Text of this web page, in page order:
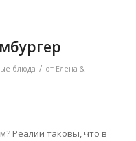
блюда / от Елена &
Реалии таковы, что в